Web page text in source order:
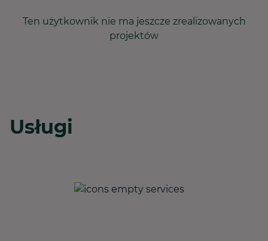
Ten użytkownik nie ma jeszcze zrealizowanych
projektów
Usługi